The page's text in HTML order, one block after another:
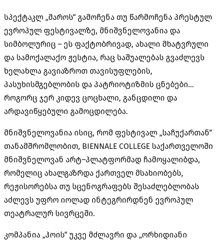
სპექტაკლ „მაროს“ გამოჩენა თუ წარმოჩენა პრესტულ
ევროპულ ფესტივალზე, მნიშვნელოვანია და
სიმბოლურიც – ეს ფაქტობრივად, ახალი მხატვრული
და სამოქალაქო ჟესტია, რაც საშუალებას გვაძლევს
ხელახლა გავიაზროთ თავისუფლების,
პასუხისმგებლობის და პატრიოტიზმის ცნებები…
როგორც ჯერ კიდევ ცოცხალი, განცდილი და
არდავიწყებული გამოცდილება.
მნიშვნელოვანია ისიც, რომ ფესტივალ „საჩუქართან“
თანამშრომლობით, BIENNALE COLLEGE საქართველოში
მნიშვნელოვან არტ–პლატფორმად ჩამოყალიბდა,
რომელიც ახალგაზრდა ქართველ მსახიობებს,
რეჟისორებსა თუ სცენოგრაფებს შესაძლებლობას
აძლევს უფრო იოლად ინტეგრირდნენ ევროპულ
თეატრალურ სივრცეში.
კომპანია „ჰოის“ უკვე მძლავრი და „ორხიდიანი